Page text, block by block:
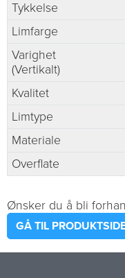
Tykkelse
Limfarge
Varighet
(Vertikalt)
Kvalitet
Limtype
Materiale
Overflate
Ønsker du å bli
GÅ TIL